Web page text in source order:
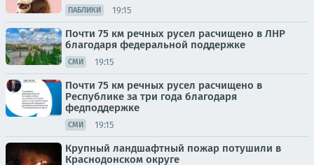
ПАБЛИКИ 19:15
Почти 75 км речных русел расчищено в ЛНР
благодаря федеральной поддержке
СМИ 19:15
Почти 75 км речных русел расчищено в
Республике за три года благодаря
федподдержке
СМИ 19:15
Крупный ландшафтный пожар потушили в
Краснодонском округе